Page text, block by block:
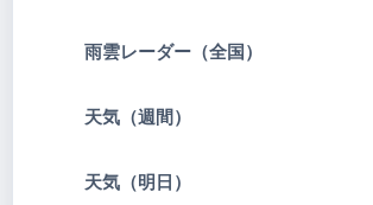
雨雲レーダー（全国）
天気（週間）
天気（明日）